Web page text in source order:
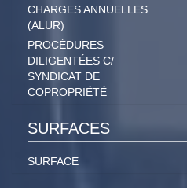
CHARGES ANNUELLES
(ALUR)
PROCÉDURES
DILIGENTÉES C/
SYNDICAT DE
COPROPRIÉTÉ
SURFACES
SURFACE